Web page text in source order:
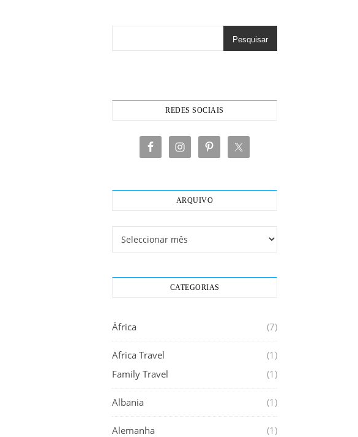
Pesquisar
REDES SOCIAIS
ARQUIVO
Arquivo
CATEGORIAS
África (7)
Africa Travel
(1)
Family Travel
(1)
Albania (1)
Alemanha (1)